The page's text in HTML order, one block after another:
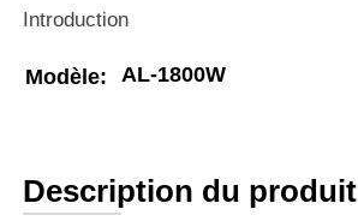
Introduction
Modèle: AL-1800W
Description du produit